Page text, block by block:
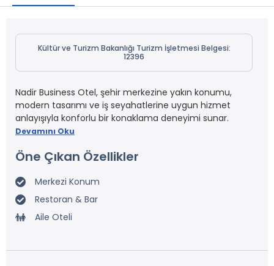
Kültür ve Turizm Bakanlığı Turizm İşletmesi Belgesi:
12396
Nadir Business Otel, şehir merkezine yakın konumu,
modern tasarımı ve iş seyahatlerine uygun hizmet
anlayışıyla konforlu bir konaklama deneyimi sunar.
Devamını Oku
Öne Çıkan Özellikler
Merkezi Konum
Restoran & Bar
Aile Oteli